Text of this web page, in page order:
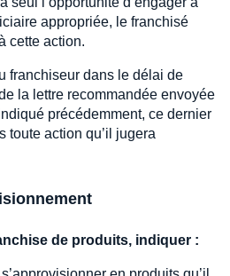
appropriée, le franchisé
cette action.
franchiseur dans le délai de
la lettre recommandée envoyée
précédemment, ce dernier
toute action qu’il jugera
de produits, indiquer :